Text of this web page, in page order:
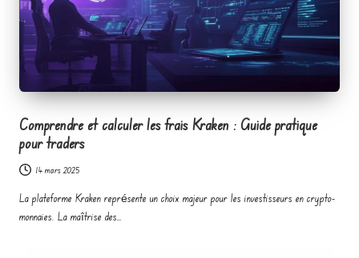
Comprendre et calculer les frais Kraken : Guide pratique
pour traders
14 mars 2025
La plateforme Kraken représente un choix majeur pour les investisseurs en crypto-
monnaies. La maîtrise des…